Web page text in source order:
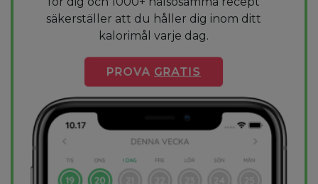
säkerställer att du håller dig inom ditt
kalorimål varje dag.
PROVA GRATIS